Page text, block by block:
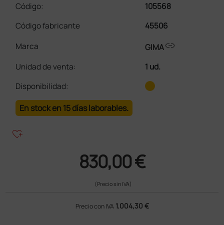
Código:
105568
Código fabricante
45506
Marca
GIMAlink
Unidad de venta:
1 ud.
Disponibilidad:
En stock en 15 días laborables.
heart_plus
830,00 €
(Precio sin IVA)
Precio con IVA 1.004,30 €